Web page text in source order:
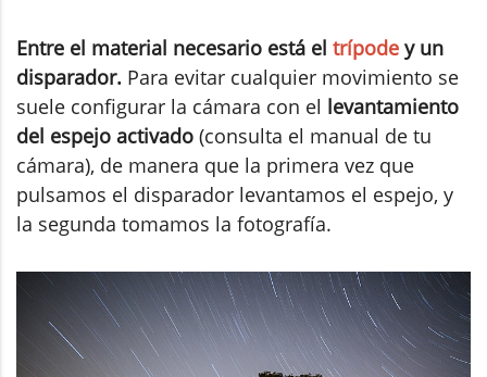
Entre el material necesario está el trípode y un
disparador. Para evitar cualquier movimiento se
suele configurar la cámara con el levantamiento
del espejo activado (consulta el manual de tu
cámara), de manera que la primera vez que
pulsamos el disparador levantamos el espejo, y
la segunda tomamos la fotografía.